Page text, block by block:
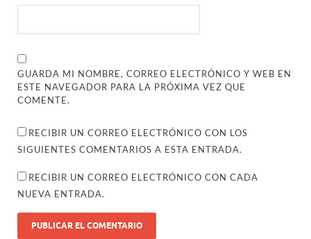
GUARDA MI NOMBRE, CORREO ELECTRÓNICO Y WEB EN
ESTE NAVEGADOR PARA LA PRÓXIMA VEZ QUE
COMENTE.
RECIBIR UN CORREO ELECTRÓNICO CON LOS
SIGUIENTES COMENTARIOS A ESTA ENTRADA.
RECIBIR UN CORREO ELECTRÓNICO CON CADA
NUEVA ENTRADA.